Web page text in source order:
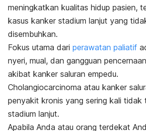
meningkatkan kualitas hidup pasien,
kasus kanker stadium lanjut yang
disembuhkan.
Fokus utama dari perawatan paliatif
nyeri, mual, dan gangguan
akibat kanker saluran empedu.
Cholangiocarcinoma atau kanker
penyakit kronis yang sering kali tidak
stadium lanjut.
Apabila Anda atau orang terdekat